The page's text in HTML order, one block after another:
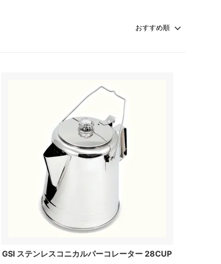
ドリッパー＆サーバー（キントー）
GSI ステンレスコニカルパーコレーター 28CUP